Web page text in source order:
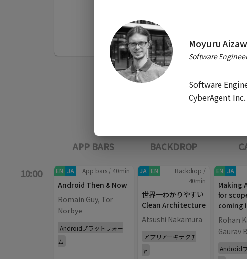
APP BARS BACKDROP
10:00 EN JA App bars / 40min
Android Then & Now
Romain Guy, Tor
Norbye
Androidプラットフォー
ム
JA EN Backdrop /
40min
世界一わかりやすい
Clean Architecture
Atsushi Nakamura
アプリアーキテクチ
ャ
EN JA
Making
for
coming
Rohan
Gaurav
Android
Moyuru
Software Engineer
Software
CyberAgent